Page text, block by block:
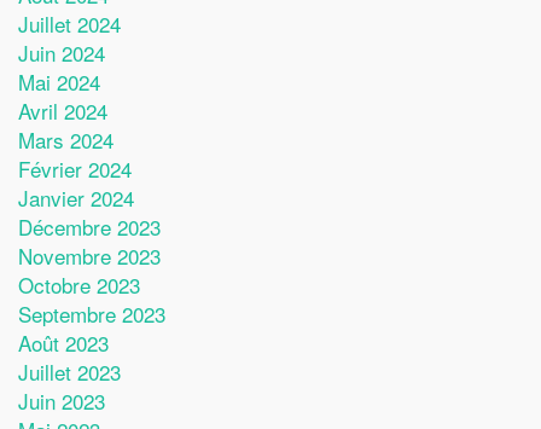
Juillet 2024
Juin 2024
Mai 2024
Avril 2024
Mars 2024
Février 2024
Janvier 2024
Décembre 2023
Novembre 2023
Octobre 2023
Septembre 2023
Août 2023
Juillet 2023
Juin 2023